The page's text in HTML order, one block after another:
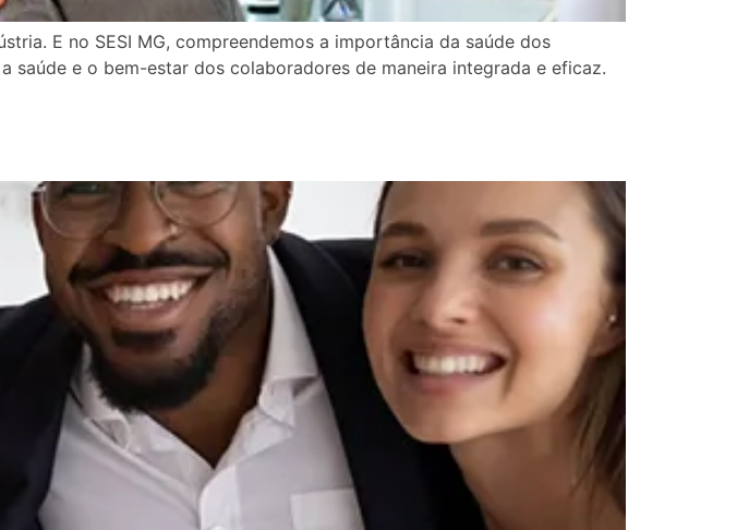
E no SESI MG, compreendemos a importância da saúde dos
saúde e o bem-estar dos colaboradores de maneira integrada e eficaz.